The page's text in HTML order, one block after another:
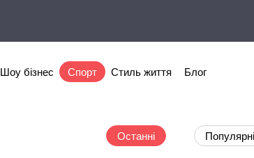
Шоу бізнес Спорт Стиль життя Блог
Останні Популярні